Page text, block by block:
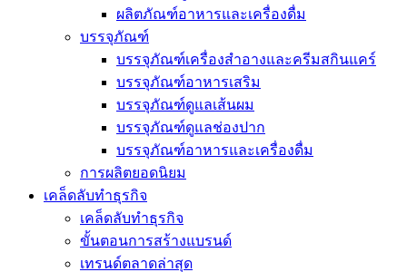
ผลิตภัณฑ์อาหารและเครื่องดื่ม
บรรจุภัณฑ์
บรรจุภัณฑ์เครื่องสำอางและครีมสกินแคร์
บรรจุภัณฑ์อาหารเสริม
บรรจุภัณฑ์ดูแลเส้นผม
บรรจุภัณฑ์ดูแลช่องปาก
บรรจุภัณฑ์อาหารและเครื่องดื่ม
การผลิตยอดนิยม
เคล็ดลับทำธุรกิจ
เคล็ดลับทำธุรกิจ
ขั้นตอนการสร้างแบรนด์
เทรนด์ตลาดล่าสุด